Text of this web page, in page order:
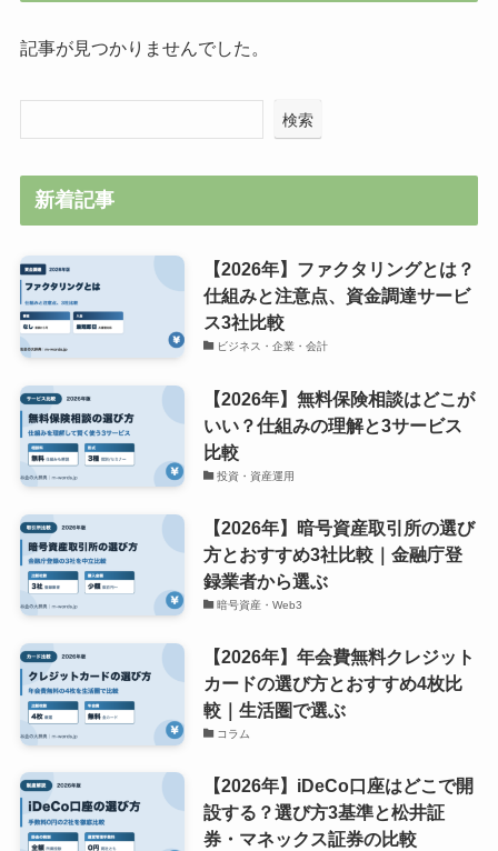
記事が見つかりませんでした。
検索
新着記事
【2026年】ファクタリングとは？
仕組みと注意点、資金調達サービ
ス3社比較
ビジネス・企業・会計
【2026年】無料保険相談はどこが
いい？仕組みの理解と3サービス
比較
投資・資産運用
【2026年】暗号資産取引所の選び
方とおすすめ3社比較｜金融庁登
録業者から選ぶ
暗号資産・Web3
【2026年】年会費無料クレジット
カードの選び方とおすすめ4枚比
較｜生活圏で選ぶ
コラム
【2026年】iDeCo口座はどこで開
設する？選び方3基準と松井証
券・マネックス証券の比較